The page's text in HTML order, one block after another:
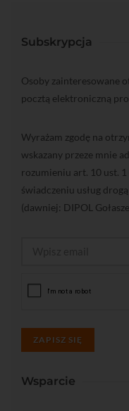
Subskrypcja
Osoby zainteresowane
pocztą elektroniczną
Wyrażam zgodę na
wskazany przeze mnie
rozumieniu art. 10 ust.
świadczeniu usług
(dawniej: DIPOL
ZAPISZ SIĘ
Wsparcie